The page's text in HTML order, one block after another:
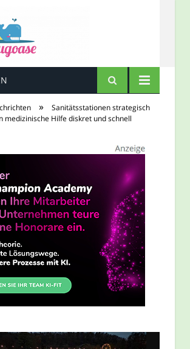
»
Sanitätsstationen strategisch
medizinische Hilfe diskret und schnell